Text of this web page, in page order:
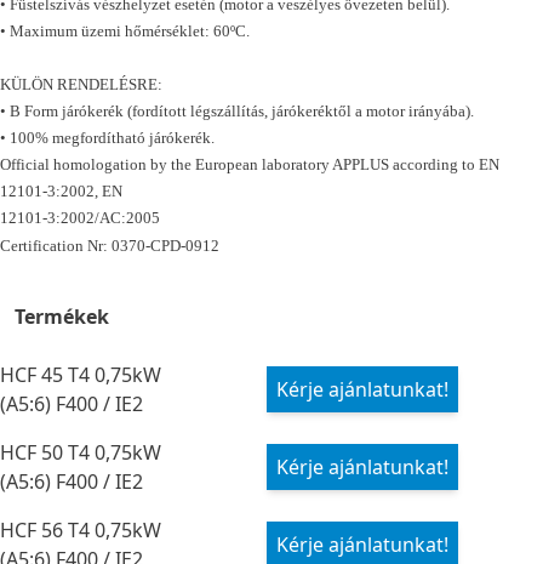
• Füstelszívás vészhelyzet esetén (motor a veszélyes övezeten belül).
• Maximum üzemi hőmérséklet: 60ºC.
KÜLÖN RENDELÉSRE:
• B Form járókerék (fordított légszállítás, járókeréktől a motor irányába).
• 100% megfordítható járókerék.
Official homologation by the European laboratory APPLUS according to EN
12101-3:2002, EN
12101-3:2002/AC:2005
Certification Nr: 0370-CPD-0912
Termékek
HCF 45 T4 0,75kW
(A5:6) F400 / IE2
Kérje ajánlatunkat!
HCF 50 T4 0,75kW
(A5:6) F400 / IE2
Kérje ajánlatunkat!
HCF 56 T4 0,75kW
Kérje ajánlatunkat!